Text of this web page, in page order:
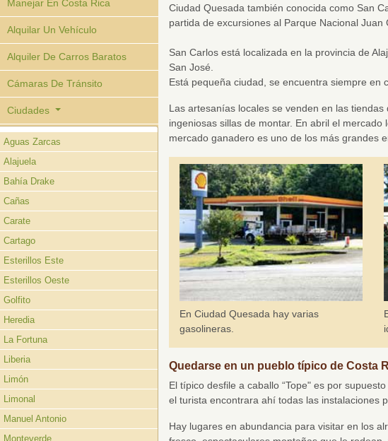
Manejar En Costa Rica
Alquilar Un Vehículo
Alquiler De Carros Baratos
Cámaras De Tránsito
Ciudades
Aguas Zarcas
Alajuela
Bahía Drake
Cañas
Carate
Cartago
Esterillos Este
Esterillos Oeste
Golfito
Heredia
La Fortuna
Liberia
Limón
Limonal
Manuel Antonio
Monteverde
Ciudad Quesada también conocida como San
partida de excursiones al Parque Nacional Juan
San Carlos está localizada en la provincia de
San José.
Está pequeña ciudad, se encuentra siempre en
Las artesanías locales se venden en las
ingeniosas sillas de montar. En abril el
mercado ganadero es uno de los más grandes
En Ciudad Quesada hay varias
gasolineras.
Quedarse en un pueblo típico de Costa
El típico desfile a caballo “Tope" es por
el turista encontrara ahí todas las instalaciones
Hay lugares en abundancia para visitar en los